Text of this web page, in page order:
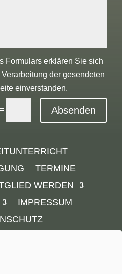
Formulars erklären Sie sich
der gesendeten
einverstanden.
= Absenden
TERMINE
WERDEN
IMPRESSUM